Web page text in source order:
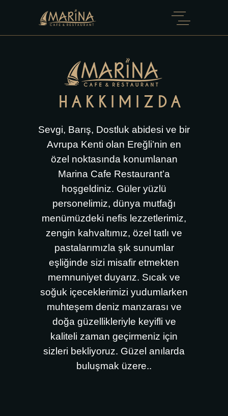
HAKKIMIZDA
Sevgi, Barış, Dostluk abidesi ve bir
Avrupa Kenti olan Ereğli’nin en
özel noktasında konumlanan
Marina Cafe Restaurant’a
hoşgeldiniz. Güler yüzlü
personelimiz, dünya mutfağı
menümüzdeki nefis lezzetlerimiz,
zengin kahvaltımız, özel tatlı ve
pastalarımızla şık sunumlar
eşliğinde sizi misafir etmekten
memnuniyet duyarız. Sıcak ve
soğuk içeceklerimizi yudumlarken
muhteşem deniz manzarası ve
doğa güzellikleriyle keyifli ve
kaliteli zaman geçirmeniz için
sizleri bekliyoruz. Güzel anılarda
buluşmak üzere..